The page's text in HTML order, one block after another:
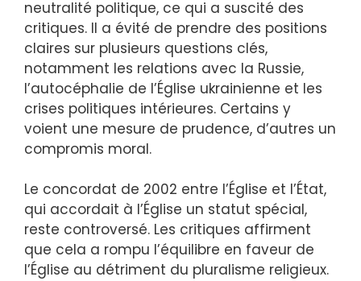
neutralité politique, ce qui a suscité des
critiques. Il a évité de prendre des positions
claires sur plusieurs questions clés,
notamment les relations avec la Russie,
l’autocéphalie de l’Église ukrainienne et les
crises politiques intérieures. Certains y
voient une mesure de prudence, d’autres un
compromis moral.
Le concordat de 2002 entre l’Église et l’État,
qui accordait à l’Église un statut spécial,
reste controversé. Les critiques affirment
que cela a rompu l’équilibre en faveur de
l’Église au détriment du pluralisme religieux.